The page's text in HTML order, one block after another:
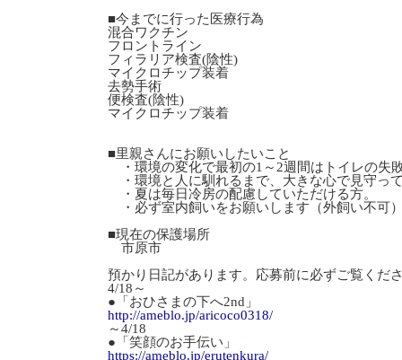
■今までに行った医療行為
混合ワクチン
フロントライン
フィラリア検査(陰性)
マイクロチップ装着
去勢手術
便検査(陰性)
マイクロチップ装着
■里親さんにお願いしたいこと
・環境の変化で最初の1～2週間はトイレの失
・環境と人に馴れるまで、大きな心で見守っ
・夏は毎日冷房の配慮していただける方。
・必ず室内飼いをお願いします（外飼い不可
■現在の保護場所
市原市
預かり日記があります。応募前に必ずご覧くだ
4/18～
●「おひさまの下へ2nd」
http://ameblo.jp/aricoco0318/
～4/18
●「笑顔のお手伝い」
https://ameblo.jp/erutenkura/